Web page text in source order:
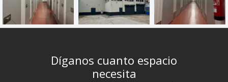
Díganos cuanto espacio
necesita